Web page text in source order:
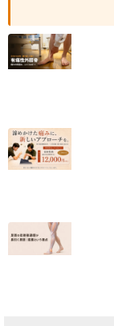
【有痛性外脛骨】
小6から続いた足
の内側の痛みが和
らいだ20代女性
【終了しました】
院名変更記念・初
回施術キャンペー